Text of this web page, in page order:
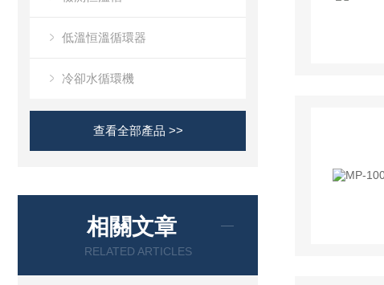
低溫恒溫循環器
冷卻水循環機
查看全部產品 >>
相關文章
RELATED ARTICLES